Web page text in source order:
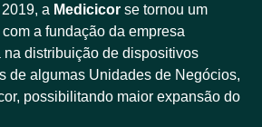
a Medicicor se tornou um
com a fundação da empresa
na distribuição de dispositivos
de algumas Unidades de Negócios,
possibilitando maior expansão do